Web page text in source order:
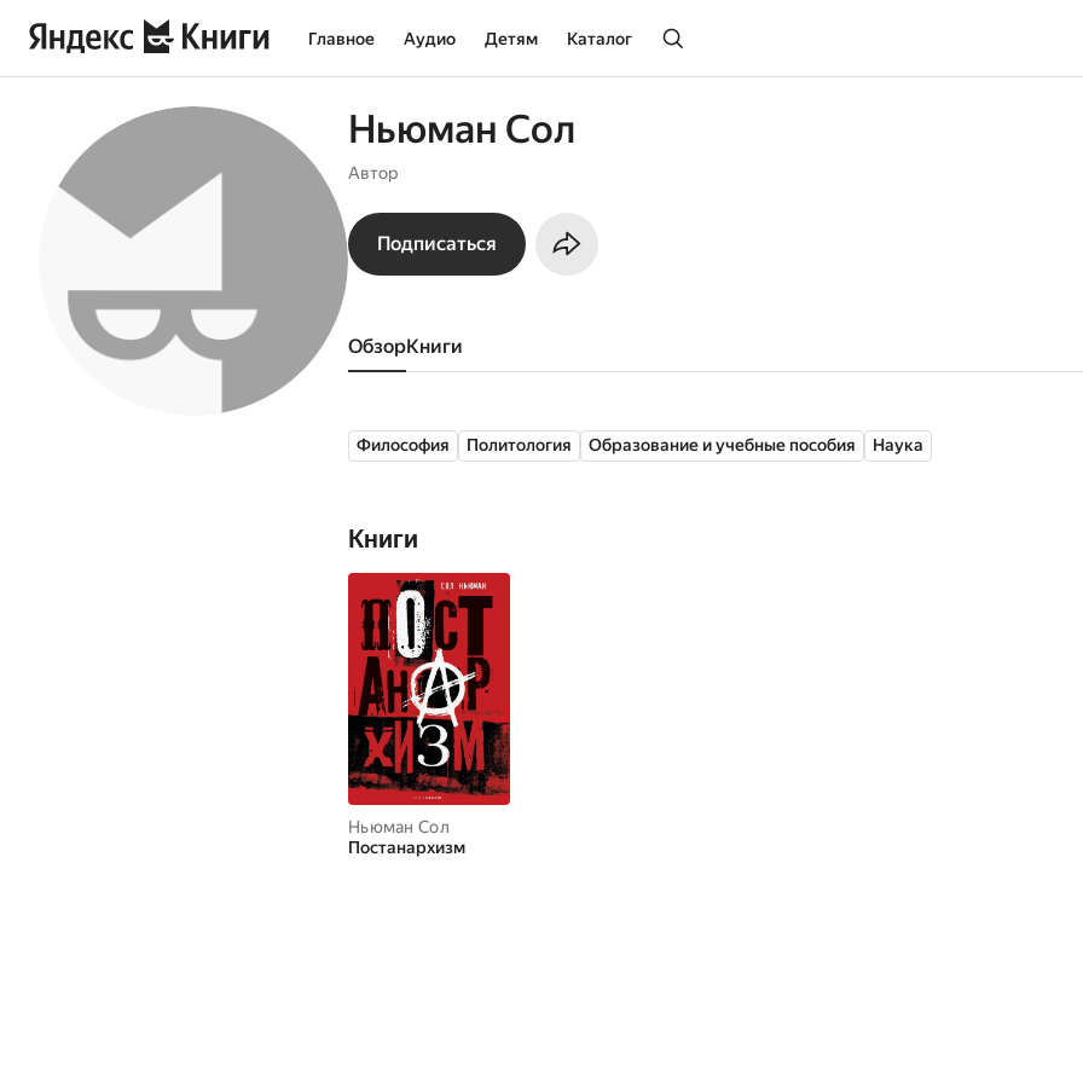
Главное Аудио Детям Каталог
Ньюман Сол
Автор
Подписаться
Обзор книги
Философия Политология Образование и учебные пособия Наука
Книги
Ньюман Сол
Постанархизм